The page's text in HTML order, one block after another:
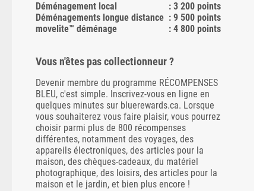
Déménagement local
: 3 200 points
Déménagements longue distance : 9 500 points
movelite™ déménage
: 4 800 points
Vous n'êtes pas collectionneur ?
Devenir membre du programme RÉCOMPENSES
BLEU, c'est simple. Inscrivez-vous en ligne en
quelques minutes sur bluerewards.ca. Lorsque
vous souhaiterez vous faire plaisir, vous pourrez
choisir parmi plus de 800 récompenses
différentes, notamment des voyages, des
appareils électroniques, des articles pour la
maison, des chèques-cadeaux, du matériel
photographique, des loisirs, des articles pour la
maison et le jardin, et bien plus encore !